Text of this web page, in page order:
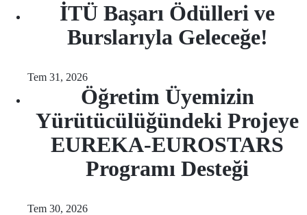
İTÜ Başarı Ödülleri ve
Burslarıyla Geleceğe!
Tem 31, 2026
Öğretim Üyemizin
Yürütücülüğündeki Projeye
EUREKA-EUROSTARS
Programı Desteği
Tem 30, 2026